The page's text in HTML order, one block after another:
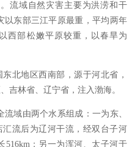
流域自然灾害主要为洪涝和干
以东部三江平原最重，平均两年
西部松嫩平原较重，以春旱为
地区西南部，源于河北省，
吉林省、辽宁省，注入渤海。
由两个水系组成：一为东、
汇流后为辽河干流，经双台子河
516km；另一为浑河、太子河于